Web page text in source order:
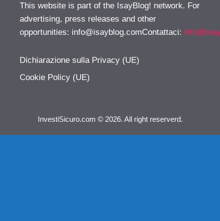
This website is part of the IsayBlog! network. For
advertising, press releases and other
opportunities: info@isayblog.comContattaci:
Dichiarazione sulla Privacy (UE)
Cookie Policy (UE)
InvestiSicuro.com © 2026. All right reserverd.